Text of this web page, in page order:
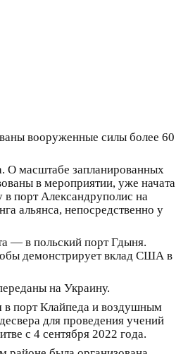
вооруженные силы более 60
О масштабе запланированных
в мероприятии, уже начата
в порт Александруполис на
альянса, непосредственно у
— в польский порт Гдыня.
демонстрирует вклад США в
на Украину.
в порт Клайпеда и воздушным
для проведения учений
с 4 сентября 2022 года.